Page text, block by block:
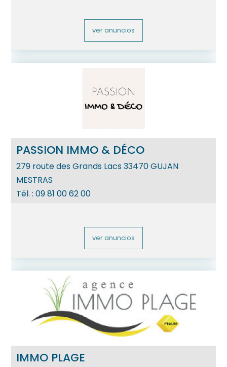
ver anuncios
PASSION IMMO & DÉCO
279 route des Grands Lacs33470GUJAN
MESTRAS
Tél. :09 81 00 62 00
ver anuncios
IMMO PLAGE